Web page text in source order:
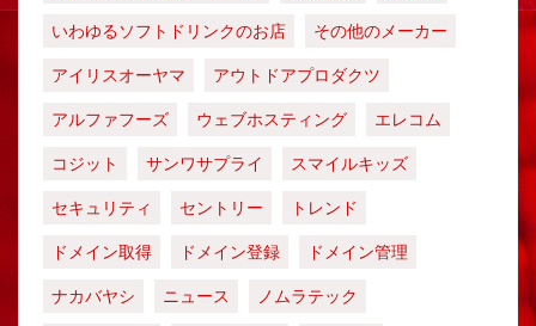
いわゆるソフトドリンクのお店
その他のメーカー
アイリスオーヤマ
アウトドアプロダクツ
アルファフーズ
ウェブホスティング
エレコム
コジット
サンワサプライ
スマイルキッズ
セキュリティ
セントリー
トレンド
ドメイン取得
ドメイン登録
ドメイン管理
ナカバヤシ
ニュース ノムラテック